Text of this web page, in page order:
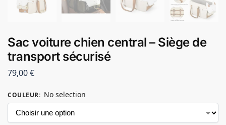
Sac voiture chien central – Siège de
transport sécurisé
79,00€
COULEUR: No selection